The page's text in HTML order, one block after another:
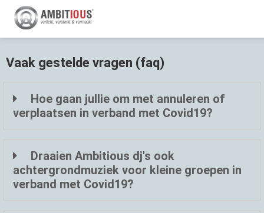
Vaak gestelde vragen (faq)
Hoe gaan jullie om met annuleren of
verplaatsen in verband met Covid19?
Draaien Ambitious dj's ook
achtergrondmuziek voor kleine groepen in
verband met Covid19?